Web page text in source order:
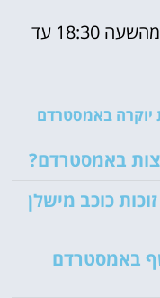
שעות פעילות: כל השבוע החל מהשעה 18:30 עד
יוקרה באמסטרדם
באמסטרדם?
כוכב מישלן
באמסטרדם